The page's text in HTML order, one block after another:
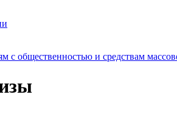
с общественностью и средствам